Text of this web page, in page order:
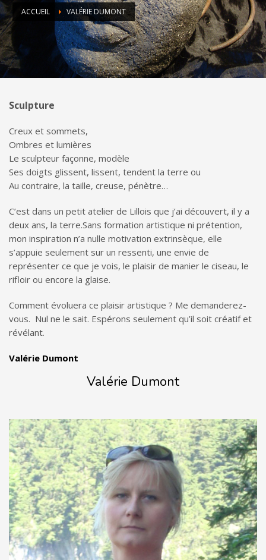
ACCUEIL VALÉRIE DUMONT
Sculpture
Creux et sommets,
Ombres et lumières
Le sculpteur façonne, modèle
Ses doigts glissent, lissent, tendent la terre ou
Au contraire, la taille, creuse, pénètre…
C’est dans un petit atelier de Lillois que j’ai découvert, il y a
deux ans, la terre.Sans formation artistique ni prétention,
mon inspiration n’a nulle motivation extrinsèque, elle
s’appuie seulement sur un ressenti, une envie de
représenter ce que je vois, le plaisir de manier le ciseau, le
rifloir ou encore la glaise.
Comment évoluera ce plaisir artistique ? Me demanderez-
vous. Nul ne le sait. Espérons seulement qu’il soit créatif et
révélant.
Valérie Dumont
Valérie Dumont